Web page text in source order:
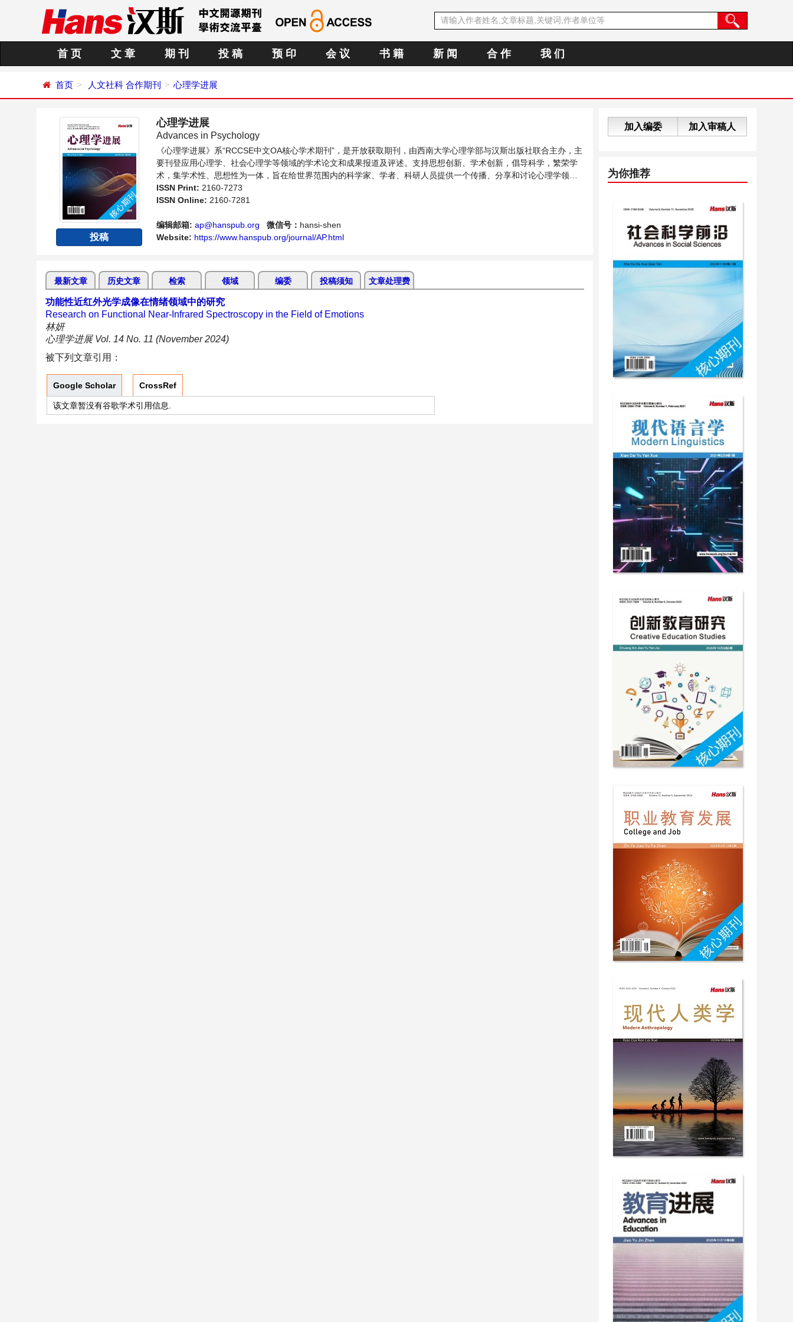
首 页 文 章 期 刊 投 稿 预 印 会 议 书 籍 新 闻 合 作 我 们
首页 人文社科 合作期刊 心理学进展
投稿
心理学进展
Advances in Psychology
《心理学进展》系“RCCSE中文OA核心学术期刊”，是开放获取期刊，由西南大学心理学部与汉斯出版社联合主办，主
要刊登应用心理学、社会心理学等领域的学术论文和成果报道及评述。支持思想创新、学术创新，倡导科学，繁荣学
术，集学术性、思想性为一体，旨在给世界范围内的科学家、学者、科研人员提供一个传播、分享和讨论心理学领域
内不同方向问题与发展的交流平台。
ISSN Print: 2160-7273
ISSN Online: 2160-7281
编辑邮箱: ap@hanspub.org 微信号： hansi-shen
Website: https://www.hanspub.org/journal/AP.html
最新文章 历史文章 检索 领域 编委 投稿须知 文章处理费
功能性近红外光学成像在情绪领域中的研究
Research on Functional Near-Infrared Spectroscopy in the Field of Emotions
林妍
心理学进展 Vol. 14 No. 11 (November 2024)
被下列文章引用：
Google Scholar CrossRef
该文章暂没有谷歌学术引用信息.
加入编委 加入审稿人
为你推荐